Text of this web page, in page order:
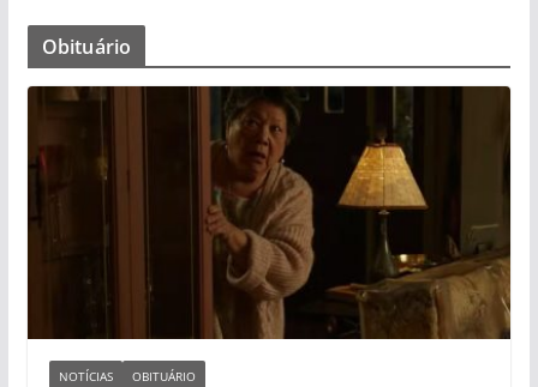
Obituário
NOTÍCIAS OBITUÁRIO